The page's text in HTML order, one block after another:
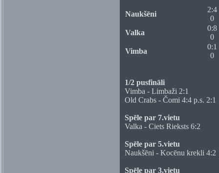
Naukšēni
2:4
0
Valka
0:8
0
Vimba
0:1
0
1/2 pusfināli
Vimba - Limbaži 2:1
Old Crabs - Čomi 4:4 p.s. 2:1
Spēle par 7.vietu
Valka - Ciets Rieksts 6:2
Spēle par 5.vietu
Naukšēni - Kocēnu krekli 4:2
Spēle par 3.vietu